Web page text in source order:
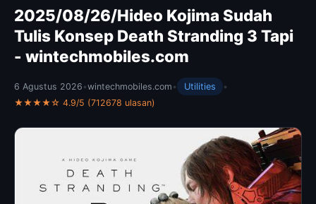
2025/08/26/Hideo Kojima Sudah
Tulis Konsep Death Stranding 3 Tapi
- wintechmobiles.com
6 Agustus 2026 •wintechmobiles.com • Utilities
•
★★★★☆ 4.9/5 (712678 ulasan)